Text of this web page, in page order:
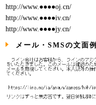
http://www.●●●●oj.cn/
http://www.●●●●iv.cn/
http://www.●●●●jy.cn/
メール・SMSの文面例